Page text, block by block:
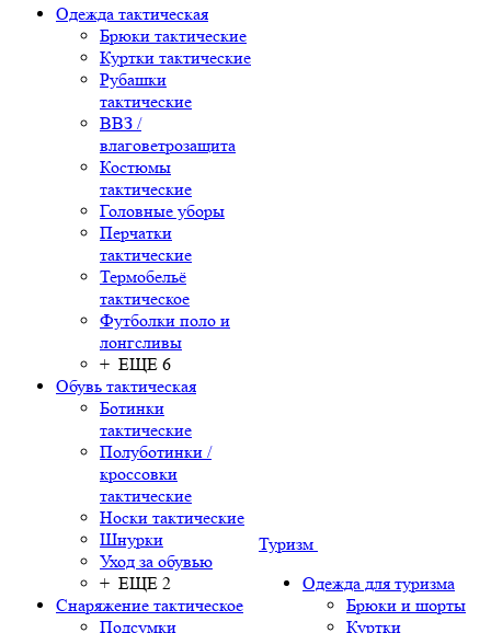
Одежда тактическая
Брюки тактические
Куртки тактические
Рубашки
тактические
ВВЗ /
влаговетрозащита
Костюмы
тактические
Головные уборы
Перчатки
тактические
Термобельё
тактическое
Футболки поло и
лонгсливы
+ ЕЩЕ 6
Обувь тактическая
Ботинки
тактические
Полуботинки /
кроссовки
тактические
Носки тактические
Шнурки
Уход за обувью
+ ЕЩЕ 2
Снаряжение тактическое
Подсумки
Туризм
Одежда для туризма
Брюки и шорты
Куртки